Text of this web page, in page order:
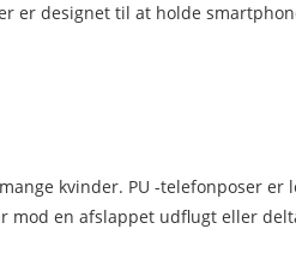
er designet til at holde
kvinder. PU -telefonposer
en afslappet udflugt eller